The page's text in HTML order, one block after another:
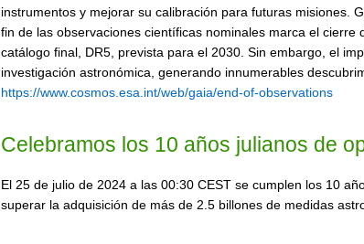
instrumentos y mejorar su calibración para futuras misiones.
fin de las observaciones científicas nominales marca el
catálogo final, DR5, prevista para el 2030. Sin embargo, el
investigación astronómica, generando innumerables
https://www.cosmos.esa.int/web/gaia/end-of-observations
Celebramos los 10 años julianos de
El 25 de julio de 2024 a las 00:30 CEST se cumplen los 10
superar la adquisición de más de 2.5 billones de medidas